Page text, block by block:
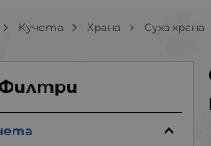
Кучета Храна Суха храна